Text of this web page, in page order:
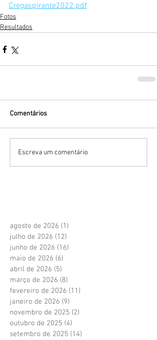
Cregaspirante2022.pdf
Fotos
Resultados
Comentários
Escreva um comentário
agosto de 2026 (1)
julho de 2026 (12)
junho de 2026 (16)
maio de 2026 (6)
abril de 2026 (5)
março de 2026 (8)
fevereiro de 2026 (11)
janeiro de 2026 (9)
novembro de 2025 (2)
outubro de 2025 (4)
setembro de 2025 (14)